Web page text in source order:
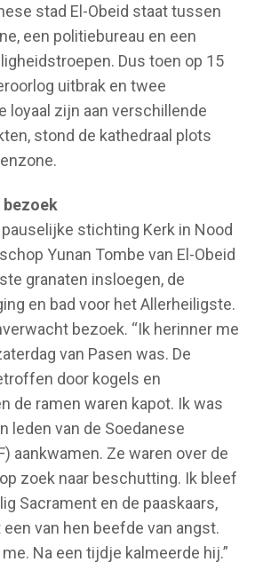
stad El-Obeid staat tussen
een politiebureau en een
Dus toen op 15
uitbrak en twee
loyaal zijn aan verschillende
stond de kathedraal plots
stichting Kerk in Nood
Yunan Tombe van El-Obeid
granaten insloegen, de
en bad voor het Allerheiligste.
bezoek. “Ik herinner me
van Pasen was. De
door kogels en
de ramen waren kapot. Ik was
leden van de Soedanese
aankwamen. Ze waren over de
zoek naar beschutting. Ik bleef
Sacrament en de paaskaars,
van hen beefde van angst.
Na een tijdje kalmeerde hij.”